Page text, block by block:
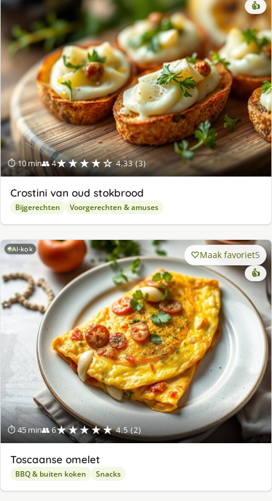
⏱ 10 min👥 4★★★★☆ 4.33 (3)
👍
Crostini van oud stokbrood
Bijgerechten Voorgerechten & amuses
AI-kok
⏱ 45 min👥 6★★★★★ 4.5 (2)
Maak favoriet5
👍
Toscaanse omelet
BBQ & buiten koken Snacks